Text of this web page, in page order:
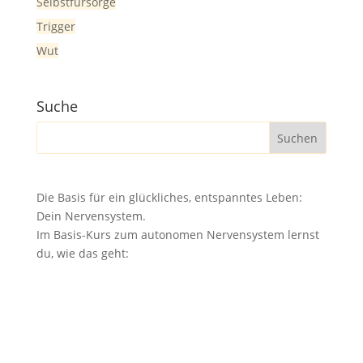
Trigger
Wut
Suche
Die Basis für ein glückliches, entspanntes Leben:
Dein Nervensystem.
Im Basis-Kurs zum autonomen Nervensystem lernst
du, wie das geht: